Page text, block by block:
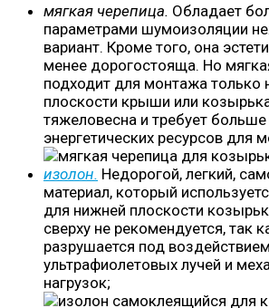
мягкая черепица. Обладает
параметрами шумоизоляции
вариант. Кроме того, она
менее дорогостояща. Но
подходит для монтажа только
плоскости крыши или
тяжеловесна и требует
энергетических ресурсов для
изолон. Недорогой, легкий,
материал, который
для нижней плоскости
сверху не рекомендуется, так
разрушается под воздействием
ультрафиолетовых лучей и
нагрузок;